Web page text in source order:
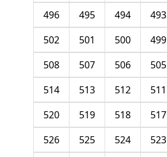
493
494
495
496
499
500
501
502
505
506
507
508
511
512
513
514
517
518
519
520
523
524
525
526